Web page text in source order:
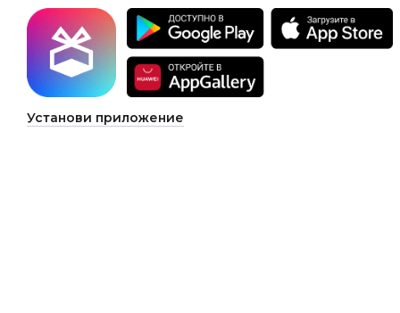
Установи приложение